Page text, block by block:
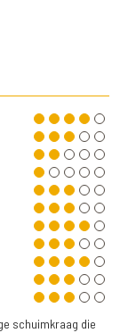
schuimkraag die